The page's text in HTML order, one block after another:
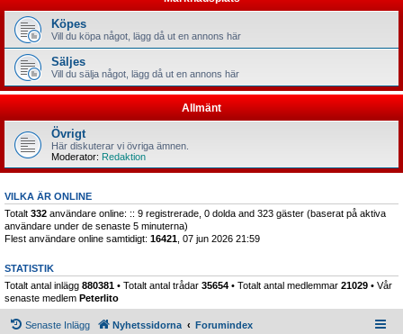
Köpes
Vill du köpa något, lägg då ut en annons här
Säljes
Vill du sälja något, lägg då ut en annons här
Allmänt
Övrigt
Här diskuterar vi övriga ämnen.
Moderator: Redaktion
VILKA ÄR ONLINE
Totalt 332 användare online: :: 9 registrerade, 0 dolda and 323 gäster (baserat på aktiva
användare under de senaste 5 minuterna)
Flest användare online samtidigt: 16421 , 07 jun 2026 21:59
STATISTIK
Totalt antal inlägg 880381 • Totalt antal trådar 35654 • Totalt antal medlemmar 21029 • Vår
senaste medlem Peterlito
Senaste Inlägg Nyhetssidorna Forumindex